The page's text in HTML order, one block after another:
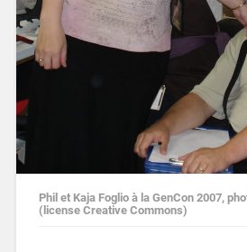
Phil et Kaja Foglio à la GenCon 2007,
(license Creative Commons)